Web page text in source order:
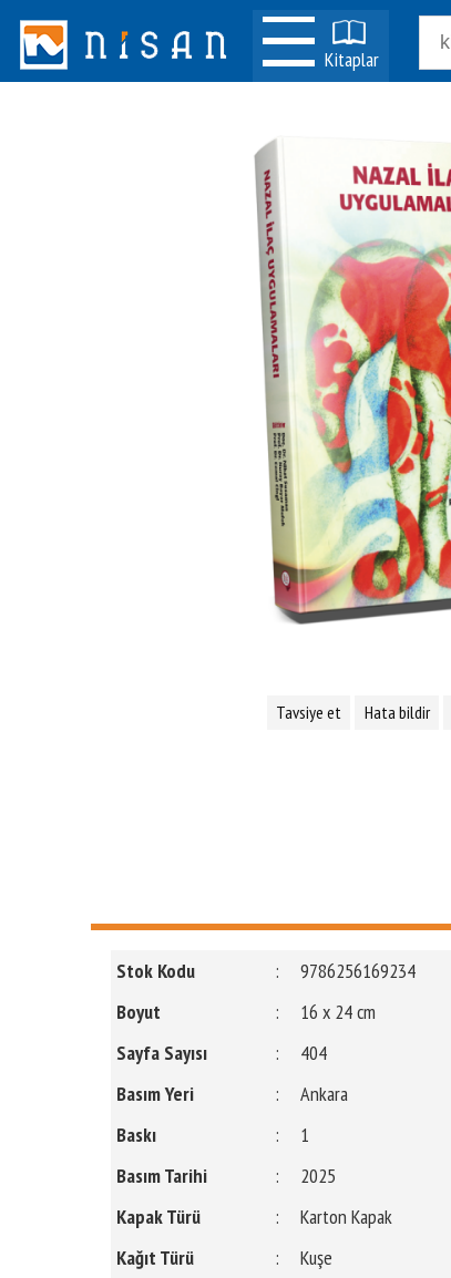
Kitaplar
Tavsiye et Hata bildir
Stok Kodu :
9786256169234
Boyut
:
16 x 24 cm
Sayfa Sayısı
:
404
Basım Yeri
:
Ankara
Baskı
:
1
Basım Tarihi
:
2025
Kapak Türü
:
Karton Kapak
Kağıt Türü
:
Kuşe